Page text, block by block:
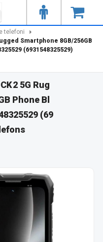
telefoni
Smartphone 8GB/256GB
(6931548325529)
2 5G Rug
Phone Bl
(69